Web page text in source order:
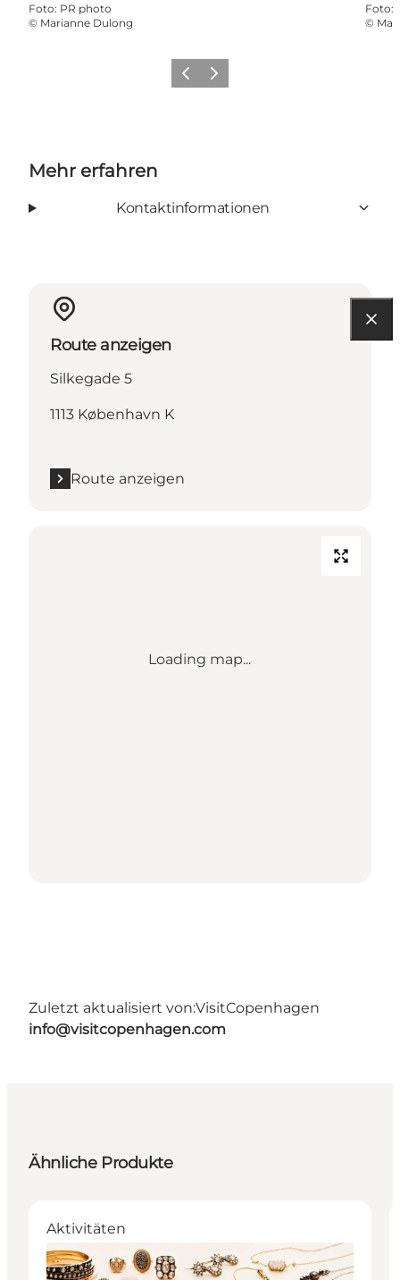
Foto: PR photo
© Marianne Dulong
Foto:
©
ZurückWeiter
Mehr erfahren
Kontaktinformationen
Route anzeigen
Silkegade 5
1113 København K
Route anzeigen
Loading map...
Zuletzt aktualisiert von:VisitCopenhagen
info@visitcopenhagen.com
Ähnliche Produkte
Aktivitäten